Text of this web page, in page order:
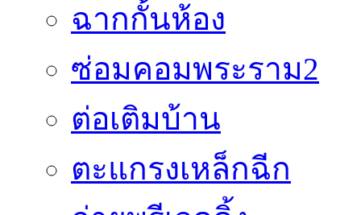
ฉากกั้นห้อง
ซ่อมคอมพระราม2
ต่อเติมบ้าน
ตะแกรงเหล็กฉีก